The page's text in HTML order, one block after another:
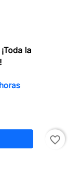
la
favorite_border